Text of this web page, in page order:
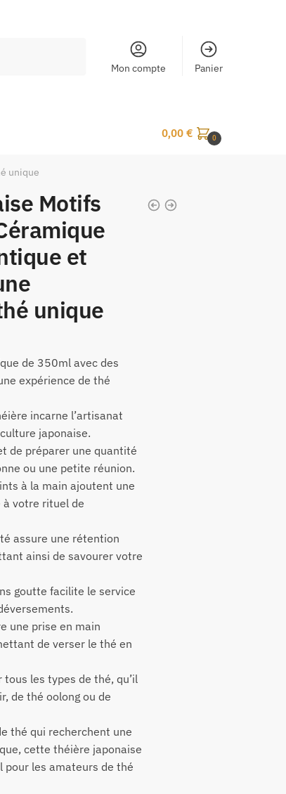
Mon compte Panier
0,00 € 0
unique
Motifs
et
unique
de 350ml avec des
expérience de thé
incarne l’artisanat
japonaise.
de préparer une quantité
ou une petite réunion.
à la main ajoutent une
votre rituel de
assure une rétention
ainsi de savourer votre
goutte facilite le service
une prise en main
de verser le thé en
les types de thé, qu’il
de thé oolong ou de
thé qui recherchent une
cette théière japonaise
pour les amateurs de thé